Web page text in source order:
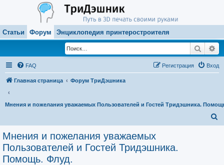
Статьи Форум Энциклопедия принтеростроителя
Поиск
FAQ Вход
Регистрация
Главная страница Форум ТриДэшника
Мнения и пожелания уважаемых Пользователей и Гостей Тридэшника.
Мнения и пожелания уважаемых
Пользователей и Гостей Тридэшника.
Помощь. Флуд.